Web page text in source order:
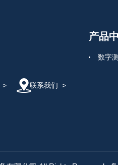
> 联系我们 >
产品
数字